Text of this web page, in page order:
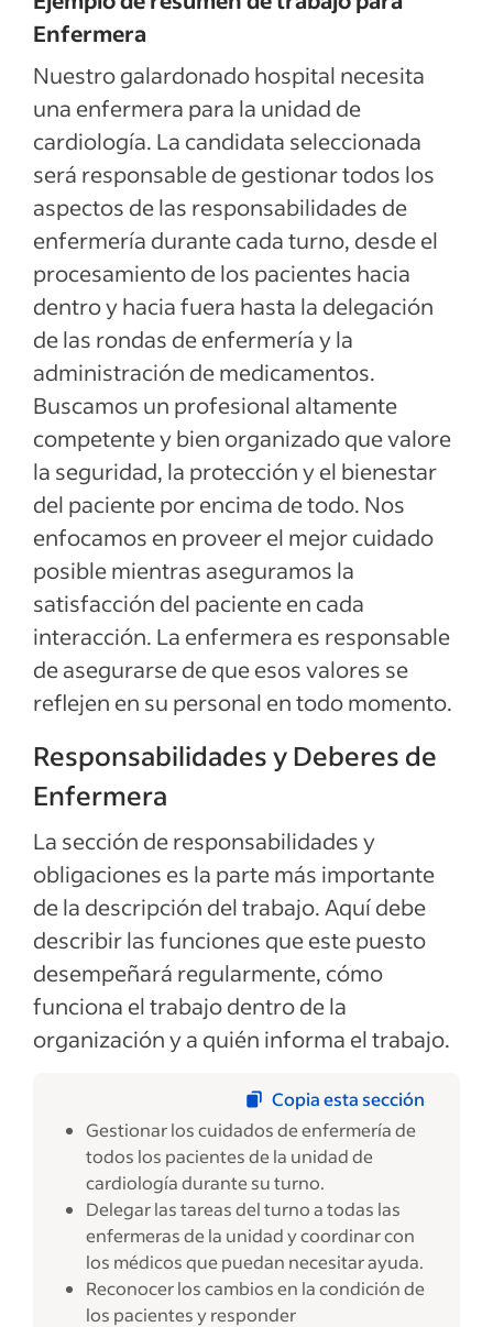
Enfermera
Nuestro galardonado hospital necesita
una enfermera para la unidad de
cardiología. La candidata seleccionada
será responsable de gestionar todos los
aspectos de las responsabilidades de
enfermería durante cada turno, desde el
procesamiento de los pacientes hacia
dentro y hacia fuera hasta la delegación
de las rondas de enfermería y la
administración de medicamentos.
Buscamos un profesional altamente
competente y bien organizado que valore
la seguridad, la protección y el bienestar
del paciente por encima de todo. Nos
enfocamos en proveer el mejor cuidado
posible mientras aseguramos la
satisfacción del paciente en cada
interacción. La enfermera es responsable
de asegurarse de que esos valores se
reflejen en su personal en todo momento.
Responsabilidades y Deberes de
Enfermera
La sección de responsabilidades y
obligaciones es la parte más importante
de la descripción del trabajo. Aquí debe
describir las funciones que este puesto
desempeñará regularmente, cómo
funciona el trabajo dentro de la
organización y a quién informa el trabajo.
Copia esta sección
Gestionar los cuidados de enfermería de
todos los pacientes de la unidad de
cardiología durante su turno.
Delegar las tareas del turno a todas las
enfermeras de la unidad y coordinar con
los médicos que puedan necesitar ayuda.
Reconocer los cambios en la condición de
los pacientes y responder